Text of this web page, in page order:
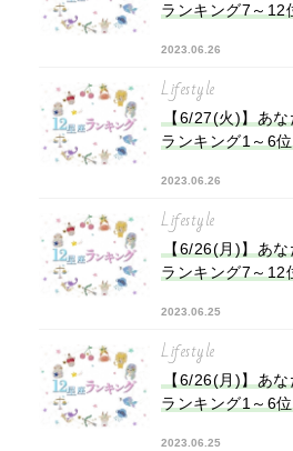
ランキング7～12
2023.06.26
Lifestyle
【6/27(火)】あ
ランキング1～6位
2023.06.26
Lifestyle
【6/26(月)】あ
ランキング7～12
2023.06.25
Lifestyle
【6/26(月)】あ
ランキング1～6位
2023.06.25